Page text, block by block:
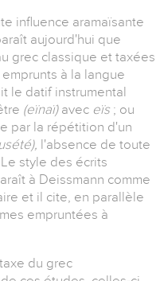
influence aramaïsante
aujourd'hui que
grec classique et taxées
à la langue
le datif instrumental
(eïnaï) avec eïs; ou
par la répétition d'un
l'absence de toute
style des écrits
à Deissmann comme
et il cite, en parallèle
empruntées à
du grec